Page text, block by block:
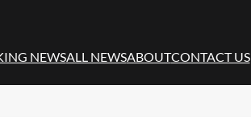
NEWSALL NEWSABOUTCONTACT US